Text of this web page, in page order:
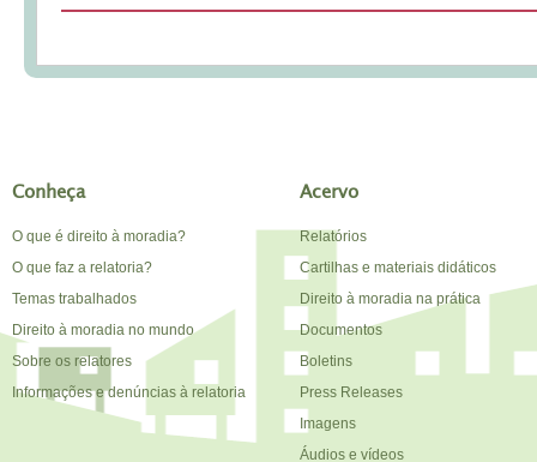
Conheça
O que é direito à moradia?
O que faz a relatoria?
Temas trabalhados
Direito à moradia no mundo
Sobre os relatores
Informações e denúncias à relatoria
Acervo
Relatórios
Cartilhas e materiais didáticos
Direito à moradia na prática
Documentos
Boletins
Press Releases
Imagens
Áudios e vídeos